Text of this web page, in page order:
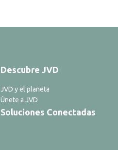
Descubre JVD
JVD y el planeta
Únete a JVD
Soluciones Conectadas